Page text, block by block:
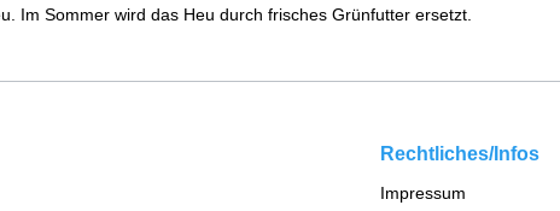
Im Sommer wird das Heu durch frisches Grünfutter ersetzt.
Rechtliches/Infos
Impressum